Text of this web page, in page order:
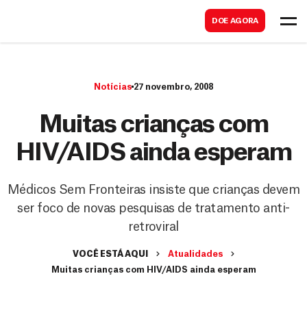
DOE AGORA
Notícias 27 novembro, 2008
Muitas crianças com
HIV/AIDS ainda esperam
Médicos Sem Fronteiras insiste que crianças devem
ser foco de novas pesquisas de tratamento anti-
retroviral
VOCÊ ESTÁ AQUI
Atualidades
Muitas crianças com HIV/AIDS ainda esperam
a